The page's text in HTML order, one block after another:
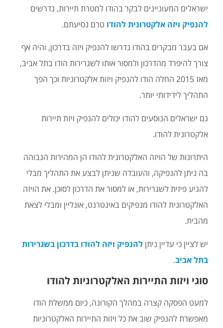
ישראלים המעוניינים לבקר בהודו למטרת תיירות, נדרשים
להנפיק ויזה אלקטרונית להודו טרם נסיעתם.
אם בעבר מבקרים בהודו נדרשו להנפיק ויזה בדרכון, והיה אף
צורך להיפרד מהדרכון ולמסור אותו לשגרירות הודו בתל אביב,
מאז 2015 החלה הודו להנפיק ויזות אלקטרוניות וכך הפך
התהליך לידידותי יותר.
גם ישראלים הנוסעים להודו יכולים להנפיק ויזת תיירות
אלקטרונית להודו.
היתרונות של הויזה האלקטרונית להודו הן המהירות הגבוהה
בה ניתן להנפיקה, והעובדה שניתן לבצע את התהליך מבלי
להגיע פיזית לשגרירות, או למסור את הדרכון לסוכן. את הויזה
האלקטרונית להודו מנפיקים באינטרנט, אונליין ומבלי לצאת
מהבית.
יש לציין כי עדיין ניתןלהנפיק ויזה להודו בדרכון בשגרירות
בתל אביב.
סוגי ויזות התיירות האלקטרוניות להודו
למעט הפסקה קצרה במהלך הקורונה, כיום ממשלת הודו
מאפשרת להנפיק שוב את כל ויזות התיירות האלקטרוניות